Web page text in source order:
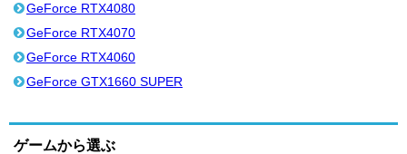
GeForce RTX4080
GeForce RTX4070
GeForce RTX4060
GeForce GTX1660 SUPER
ゲームから選ぶ